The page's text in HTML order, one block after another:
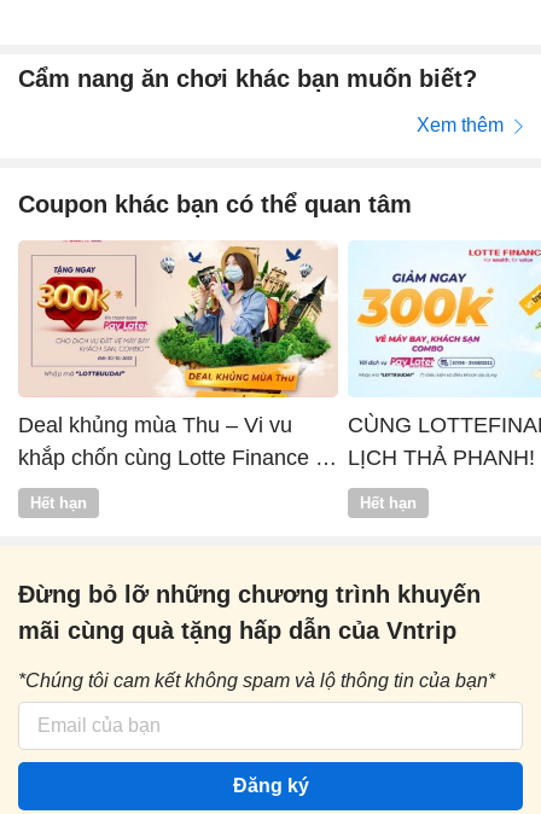
Cẩm nang ăn chơi khác bạn muốn biết?
Xem thêm
Coupon khác bạn có thể quan tâm
Deal khủng mùa Thu – Vi vu
khắp chốn cùng Lotte Finance x
Vntrip
Hết hạn
CÙNG
LỊCH THẢ PHANH!
Hết hạn
Đừng bỏ lỡ những chương trình khuyến
mãi cùng quà tặng hấp dẫn của Vntrip
*Chúng tôi cam kết không spam và lộ thông tin của bạn*
Đăng ký